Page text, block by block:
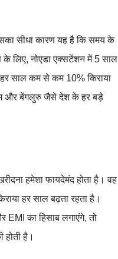
सीधा कारण यह है कि समय के
के लिए, नोएडा एक्सटेंशन में 5 साल
साल कम से कम 10% किराया
और बेंगलुरु जैसे देश के हर बड़े
हमेशा फायदेमंद होता है। वह
हर साल बढ़ता रहता है।
का हिसाब लगाएंगे, तो
है।